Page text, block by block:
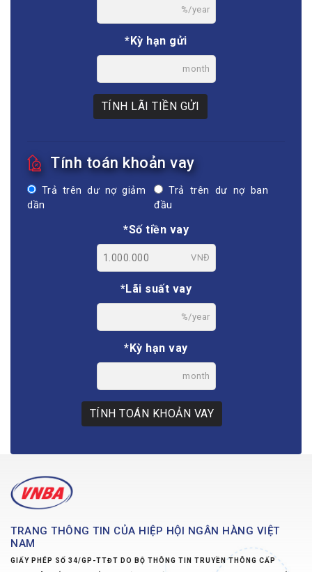
%/year
*Kỳ hạn gửi
month
TÍNH LÃI TIỀN GỬI
Tính toán khoản vay
Trả trên dư nợ giảm
dần
Trả trên dư nợ ban
đầu
*Số tiền vay
VNĐ
*Lãi suất vay
%/year
*Kỳ hạn vay
month
TÍNH TOÁN KHOẢN VAY
TRANG THÔNG TIN CỦA HIỆP HỘI NGÂN HÀNG VIỆT
NAM
GIẤY PHÉP SỐ 34/GP-TTĐT DO BỘ THÔNG TIN TRUYỀN THÔNG CẤP